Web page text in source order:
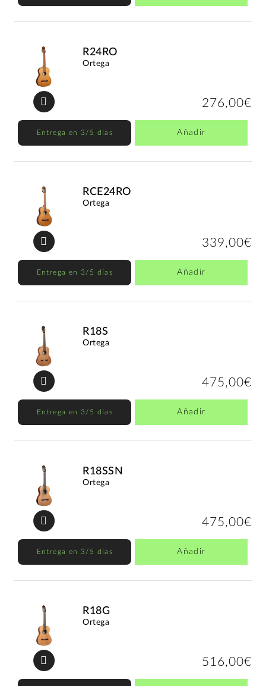
R24RO
Ortega
276,00€
Entrega en 3/5 días Añadir
RCE24RO
Ortega
339,00€
Entrega en 3/5 días Añadir
R18S
Ortega
475,00€
Entrega en 3/5 días Añadir
R18SSN
Ortega
475,00€
Entrega en 3/5 días Añadir
R18G
Ortega
516,00€